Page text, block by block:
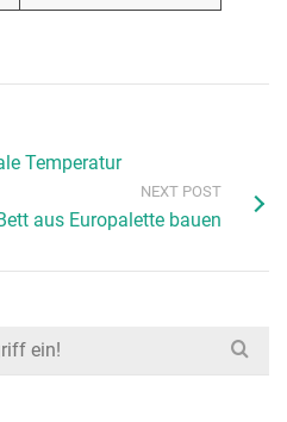
Temperatur
NEXT POST
aus Europalette bauen